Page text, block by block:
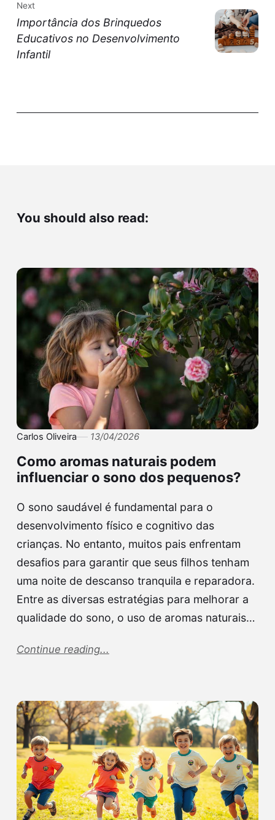
Next
Importância dos Brinquedos
Educativos no Desenvolvimento
Infantil
You should also read:
Carlos Oliveira 13/04/2026
Como aromas naturais podem
influenciar o sono dos pequenos?
O sono saudável é fundamental para o
desenvolvimento físico e cognitivo das
crianças. No entanto, muitos pais enfrentam
desafios para garantir que seus filhos tenham
uma noite de descanso tranquila e reparadora.
Entre as diversas estratégias para melhorar a
qualidade do sono, o uso de aromas naturais…
Continue reading...